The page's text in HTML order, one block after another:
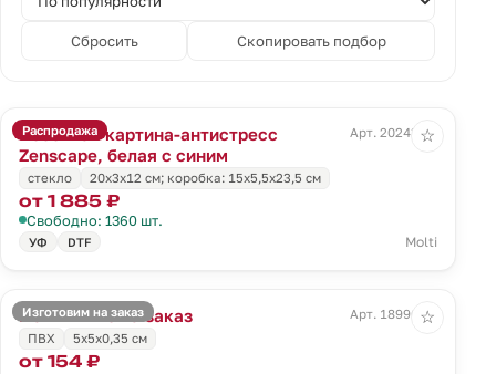
Сбросить Скопировать подбор
Распродажа
Песочная картина-антистресс
Zenscape, белая с синим
Арт. 20243.64
стекло 20х3х12 см; коробка: 15х5,5х23,5 см
от 1 885 ₽
Свободно: 1360 шт.
УФ DTF Molti
☆
Изготовим на заказ
Магнит Info на заказ
Арт. 18996.01
ПВХ
5х5х0,35 см
от 154 ₽
☆